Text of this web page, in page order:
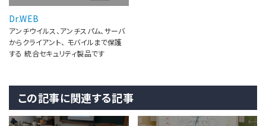
Dr.WEB
アンチウイルス、アンチスパム、サーバ
からクライアント、 モバイルまで保護
する 統合セキュリティ製品です
この記事に関連する記事